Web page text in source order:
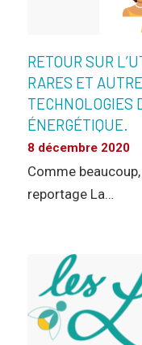
RETOUR SUR
RARES ET
TECHNOLOGIES
ÉNERGÉTIQUE.
8 décembre 2020
Comme
reportage La…